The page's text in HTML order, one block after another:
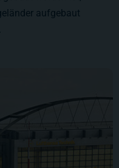
aufgebaut